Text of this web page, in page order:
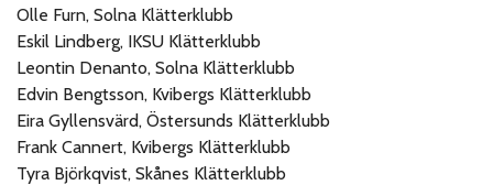
Olle Furn, Solna Klätterklubb
Eskil Lindberg, IKSU Klätterklubb
Leontin Denanto, Solna Klätterklubb
Edvin Bengtsson, Kvibergs Klätterklubb
Eira Gyllensvärd, Östersunds Klätterklubb
Frank Cannert, Kvibergs Klätterklubb
Tyra Björkqvist, Skånes Klätterklubb